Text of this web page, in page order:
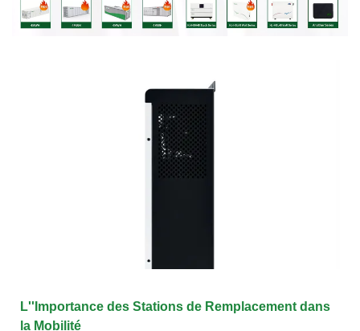
L''Importance des Stations de Remplacement dans
la Mobilité